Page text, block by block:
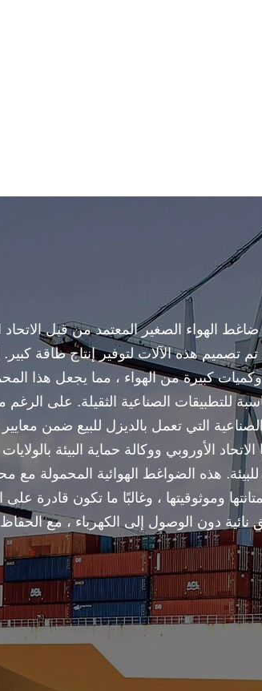
الهواء الصغير المعتمد من قبل الاتحاد
تم تصميم هذه الآلات لتوفير إنتاج طاقة كبير.
كبيرة من الهواء ، مما يجعل هذا
للتطبيقات الصناعية الثقيلة. على الرغم
التي تعمل بالديزل للبيع ضمن معايير
الأوروبي ووكالة حماية البيئة
هذه الضواغط الهوائية المحمولة مع
وموثوقيتها ، وغالبًا ما تكون قادرة
دون الوصول إلى الكهرباء ، مع